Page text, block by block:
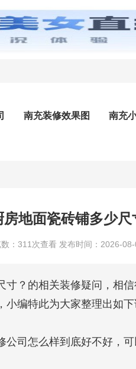
南充装修效果图 南充
地面瓷砖铺多少尺
：311次查看 发布时间：2026-
？的相关装修疑问，相
编特此为大家整理出如
司怎么样到底好不好，可